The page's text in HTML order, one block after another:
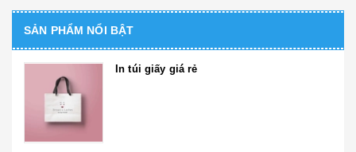
SẢN PHẨM NỔI BẬT
In túi giấy giá rẻ